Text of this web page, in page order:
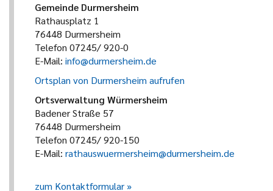
Gemeinde Durmersheim
Rathausplatz 1
76448 Durmersheim
Telefon 07245/ 920-0
E-Mail: info@durmersheim.de
Ortsplan von Durmersheim aufrufen
Ortsverwaltung Würmersheim
Badener Straße 57
76448 Durmersheim
Telefon 07245/ 920-150
E-Mail: rathauswuermersheim@durmersheim.de
zum Kontaktformular